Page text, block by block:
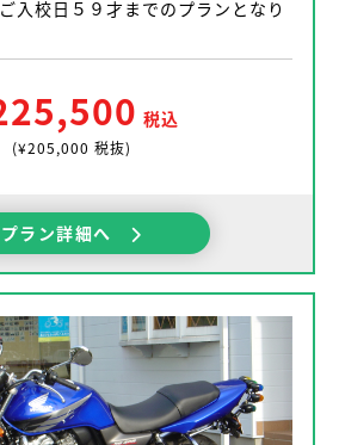
入校日５９才までのプランとなり
税込
(¥205,000 税抜)
プラン詳細へ